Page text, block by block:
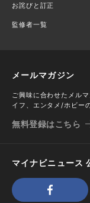
お詫びと訂正
監修者一覧
メールマガジン
ご興味に合わせたメル
イフ、エンタメ/ホビー
無料登録はこちら
マイナビニュース